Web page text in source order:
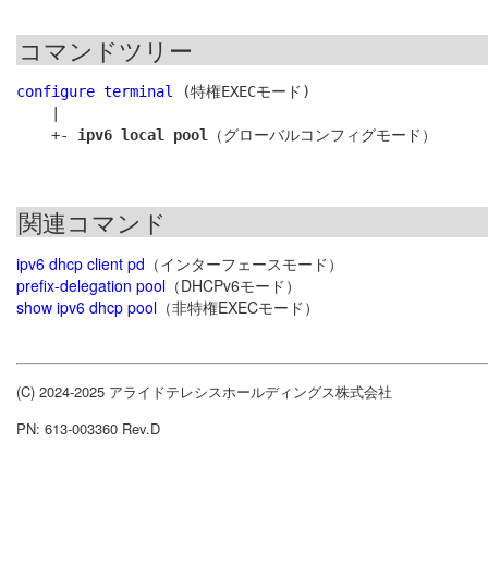
コマンドツリー
configure terminal
(特権EXECモード)
    +-
ipv6 local pool
関連コマンド
ipv6 dhcp client pd （インターフェースモード）
prefix-delegation pool （DHCPv6モード）
show ipv6 dhcp pool （非特権EXECモード）
(C) 2024-2025 アライドテレシスホールディングス株式会社
PN: 613-003360 Rev.D